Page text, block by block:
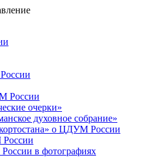
России
очерки»
духовное собрание»
о ЦДУМ России
в фотографиях